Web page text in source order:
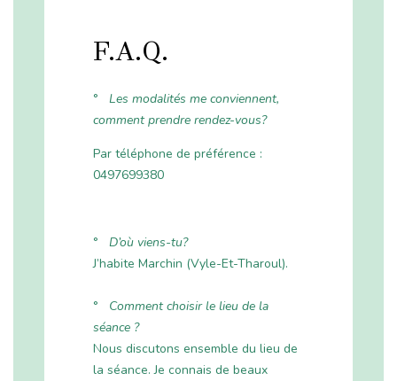
F.A.Q.
°
Les modalités me conviennent,
comment prendre rendez-vous?
Par téléphone de préférence :
0497699380
°
D’où viens-tu?
J’habite Marchin (Vyle-Et-Tharoul).
°
Comment choisir le lieu de la
séance ?
Nous discutons ensemble du lieu de
la séance. Je connais de beaux